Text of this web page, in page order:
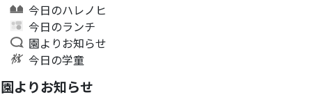
今日のハレノヒ
今日のランチ
園よりお知らせ
今日の学童
園よりお知らせ